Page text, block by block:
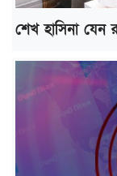
শেখ হাসিনা যেন